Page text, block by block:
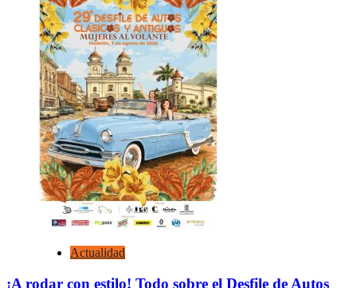
Actualidad
¡A rodar con estilo! Todo sobre el Desfile de Autos